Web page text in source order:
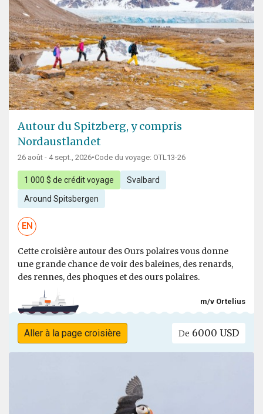
Autour du Spitzberg, y compris
Nordaustlandet
26 août - 4 sept., 2026•Code du voyage: OTL13-26
1 000 $ de crédit voyage Svalbard
Around Spitsbergen
EN
Cette croisière autour des Ours polaires vous donne
une grande chance de voir des baleines, des renards,
des rennes, des phoques et des ours polaires.
m/v Ortelius
Aller à la page croisière De 6000 USD